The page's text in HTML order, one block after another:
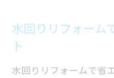
水回りリフォーム
ト
水回りリフォームで省